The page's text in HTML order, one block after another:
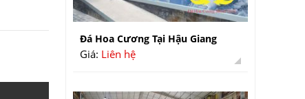
Đá Hoa Cương Tại Hậu Giang
Giá:Liên hệ